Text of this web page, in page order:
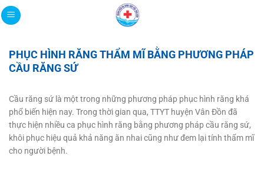
Bỏ
qua
dung
PHỤC HÌNH RĂNG THẨM MĨ BẰNG PHƯƠNG PHÁP
CẦU RĂNG SỨ
Cầu răng sứ là một trong những phương pháp phục hình răng khá
phổ biến hiện nay. Trong thời gian qua, TTYT huyện Vân Đồn đã
thực hiện nhiều ca phục hình răng bằng phương pháp cầu răng sứ,
khôi phục hiệu quả khả năng ăn nhai cũng như đem lại tính thẩm mĩ
cho người bệnh.